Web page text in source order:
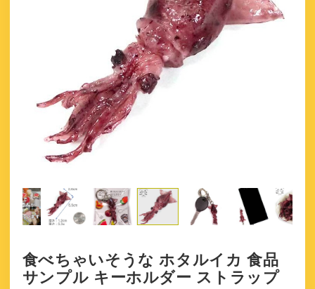
食べちゃいそうな ホタルイカ 食品
サンプル キーホルダー ストラップ